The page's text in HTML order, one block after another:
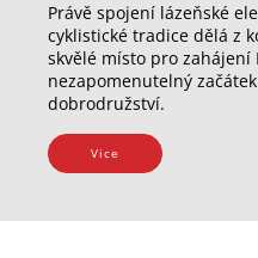
Právě spojení lázeňské
cyklistické tradice dělá z
skvělé místo pro zahájení
nezapomenutelný
dobrodružství.
Vice